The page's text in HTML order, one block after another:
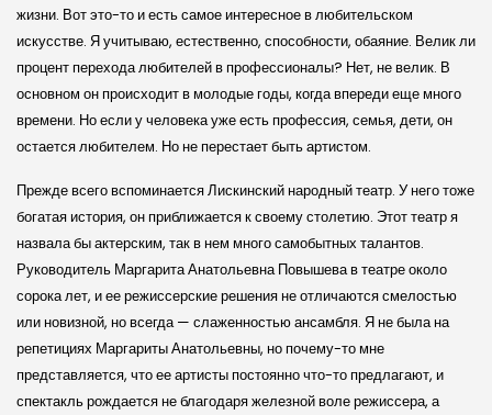
жизни. Вот это-то и есть самое интересное в любитель­ском
искусстве. Я учитываю, естественно, способности, обаяние. Велик ли
процент перехода любителей в профессионалы? Нет, не велик. В
основном он происходит в молодые годы, когда впереди еще много
времени. Но если у человека уже есть профессия, семья, дети, он
остается любителем. Но не перестает быть артистом.
Прежде всего вспоминается Ли­скин­ский народный театр. У него тоже
богатая история, он приближается к своему столетию. Этот театр я
назвала бы актер­ским, так в нем много самобытных талантов.
Руководитель Маргарита Анатольевна Повышева в театре около
сорока лет, и ее режиссер­ские решения не отличаются смелостью
или новизной, но всегда — слаженностью ансамбля. Я не была на
репетициях Маргариты Анатольевны, но почему-то мне
представляется, что ее артисты постоянно что-то предлагают, и
спектакль рождается не благодаря железной воле режиссера, а